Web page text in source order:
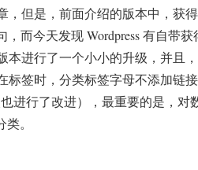
，但是，前面介绍的版本中，获
，而今天发现 Wordpress 有自带
本进行了一个小小的升级，并且
标签时，分类标签字母不添加链
进行了改进），最重要的是，对
。